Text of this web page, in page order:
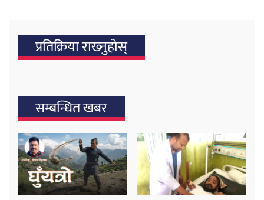
प्रतिक्रिया राख्‍नुहोस्
सम्बन्धित खबर